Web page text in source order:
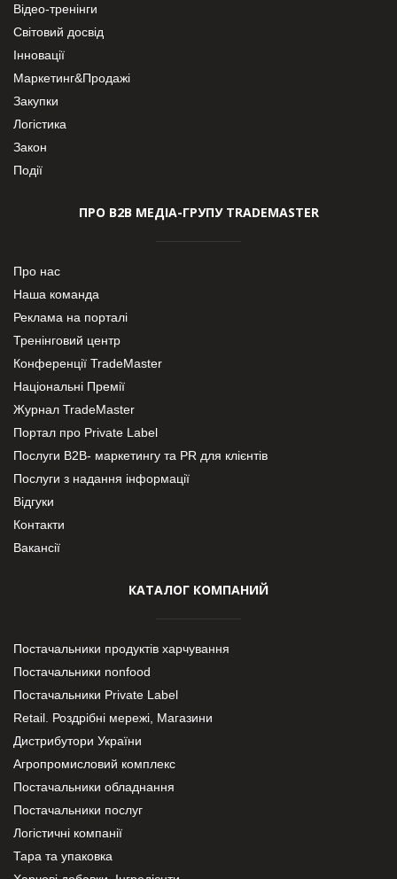
Відео-тренінги
Світовий досвід
Інновації
Маркетинг&Продажі
Закупки
Логістика
Закон
Події
ПРО В2В МЕДІА-ГРУПУ TRADEMASTER
Про нас
Наша команда
Реклама на порталі
Тренінговий центр
Конференції TradeMaster
Національні Премії
Журнал TradeMaster
Портал про Private Label
Послуги В2В- маркетингу та PR для клієнтів
Послуги з надання інформації
Відгуки
Контакти
Вакансії
КАТАЛОГ КОМПАНИЙ
Постачальники продуктів харчування
Постачальники nonfood
Постачальники Private Label
Retail. Роздрібні мережі, Магазини
Дистрибутори України
Агропромисловий комплекс
Постачальники обладнання
Постачальники послуг
Логістичні компанії
Тара та упаковка